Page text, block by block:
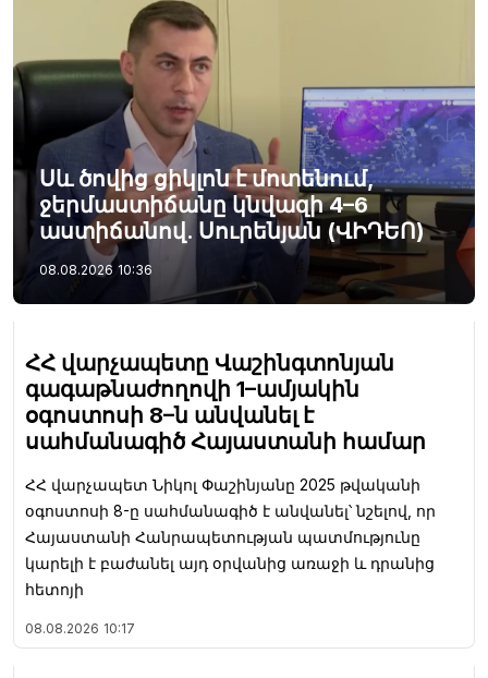
Սև ծովից ցիկլոն է մոտենում,
ջերմաստիճանը կնվազի 4–6
աստիճանով. Սուրենյան (ՎԻԴԵՈ)
08.08.2026 10:36
ՀՀ վարչապետը Վաշինգտոնյան
գագաթնաժողովի 1–ամյակին
օգոստոսի 8–ն անվանել է
սահմանագիծ Հայաստանի համար
ՀՀ վարչապետ Նիկոլ Փաշինյանը 2025 թվականի
օգոստոսի 8-ը սահմանագիծ է անվանել՝ նշելով, որ
Հայաստանի Հանրապետության պատմությունը
կարելի է բաժանել այդ օրվանից առաջի և դրանից
հետոյի
08.08.2026 10:17